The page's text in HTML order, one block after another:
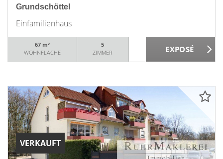
Grundschöttel
Einfamilienhaus
67 m²
WOHNFLÄCHE
5
ZIMMER
VERKAUFT